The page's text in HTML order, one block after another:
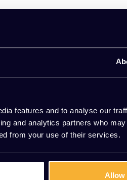
features and to analyse our
and analytics partners who
from your use of their services.
Allow
mobiliteit toe zonder te zwaar te
stijl en flexibiliteit samenkomen.
andere modellen uit de